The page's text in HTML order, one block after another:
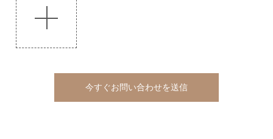
今すぐお問い合わせを送信